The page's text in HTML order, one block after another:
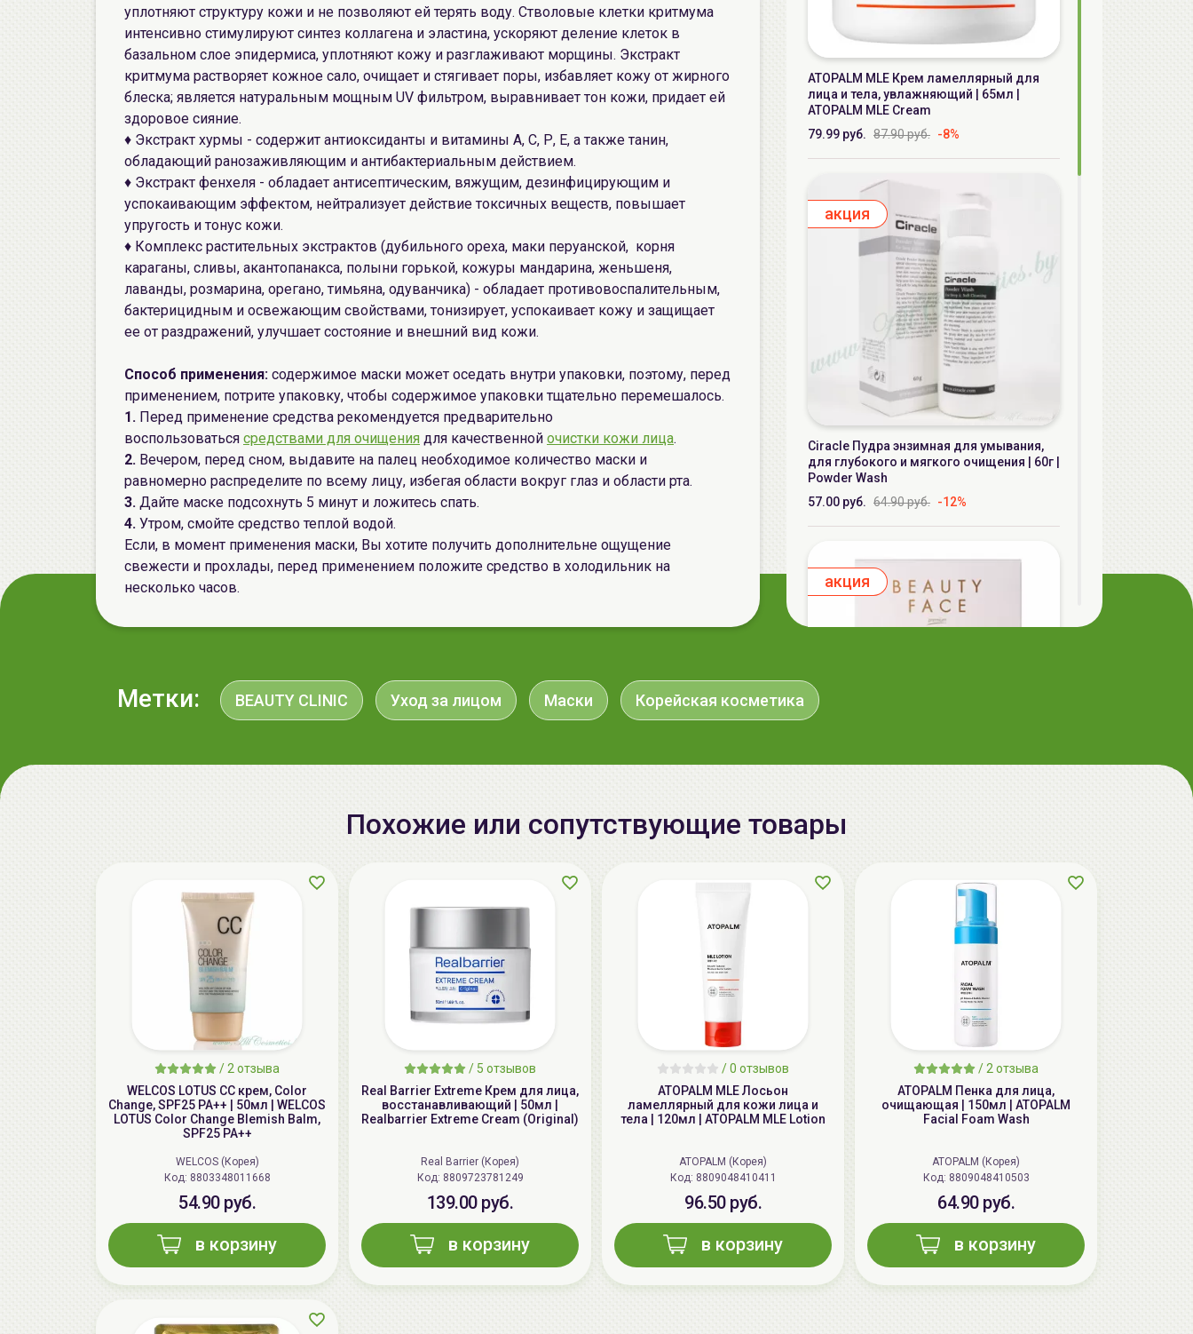
уплотняют структуру кожи и не позволяют ей терять воду. Стволовые клетки критмума
интенсивно стимулируют синтез коллагена и эластина, ускоряют деление клеток в
базальном слое эпидермиса, уплотняют кожу и разглаживают морщины. Экстракт
критмума растворяет кожное сало, очищает и стягивает поры, избавляет кожу от жирного
блеска; является натуральным мощным UV фильтром, выравнивает тон кожи, придает ей
здоровое сияние.
♦ Экстракт хурмы - содержит антиоксиданты и витамины А, С, Р, Е, а также танин,
обладающий ранозаживляющим и антибактериальным действием.
♦ Экстракт фенхеля - обладает антисептическим, вяжущим, дезинфицирующим и
успокаивающим эффектом, нейтрализует действие токсичных веществ, повышает
упругость и тонус кожи.
♦ Комплекс растительных экстрактов (дубильного ореха, маки перуанской, корня
караганы, сливы, акантопанакса, полыни горькой, кожуры мандарина, женьшеня,
лаванды, розмарина, орегано, тимьяна, одуванчика) - обладает противовоспалительным,
бактерицидным и освежающим свойствами, тонизирует, успокаивает кожу и защищает
ее от раздражений, улучшает состояние и внешний вид кожи.
Способ применения: содержимое маски может оседать внутри упаковки, поэтому, перед
применением, потрите упаковку, чтобы содержимое упаковки тщательно перемешалось.
1. Перед применение средства рекомендуется предварительно
воспользоваться средствами для очищения для качественной очистки кожи лица.
2. Вечером, перед сном, выдавите на палец необходимое количество маски и
равномерно распределите по всему лицу, избегая области вокруг глаз и области рта.
3. Дайте маске подсохнуть 5 минут и ложитесь спать.
4. Утром, смойте средство теплой водой.
Если, в момент применения маски, Вы хотите получить дополнительне ощущение
свежести и прохлады, перед применением положите средство в холодильник на
несколько часов.
ATOPALM MLE Крем ламеллярный для
лица и тела, увлажняющий | 65мл |
ATOPALM MLE Cream
79.99 руб. 87.90 руб. -8%
aкция
Ciracle Пудра энзимная для умывания,
для глубокого и мягкого очищения | 60г |
Powder Wash
57.00 руб. 64.90 руб. -12%
aкция
бандаж для подтяжки овала лица |
AiliCode Бальзам для волос
увлажняющий, 250мл
19.99 руб.
27.38 руб. -26%
Метки: BEAUTY CLINIC Уход за лицом Маски Корейская косметика
Похожие или сопутствующие товары
/ 2 отзыва
WELCOS LOTUS СС крем, Color
Change, SPF25 PA++ | 50мл | WELCOS
LOTUS Color Change Blemish Balm,
SPF25 PA++
WELCOS (Корея)
Код: 8803348011668
54.90 руб.
в корзину
/ 5 отзывов
Real Barrier Extreme Крем для лица,
восстанавливающий | 50мл |
Realbarrier Extreme Cream (Original)
Real Barrier (Корея)
Код: 8809723781249
139.00 руб.
в корзину
/0 отзывов
ATOPALM MLE Лосьон
ламеллярный для кожи лица и
тела | 120мл | ATOPALM MLE Lotion
ATOPALM (Корея)
Код: 8809048410411
96.50 руб.
в корзину
/ 2 отзыва
ATOPALM Пенка для лица,
очищающая | 150мл | ATOPALM
Facial Foam Wash
ATOPALM (Корея)
Код: 8809048410503
64.90 руб.
в корзину